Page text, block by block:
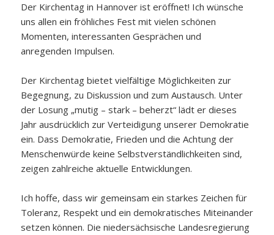
Der Kirchentag in Hannover ist eröffnet! Ich wünsche
uns allen ein fröhliches Fest mit vielen schönen
Momenten, interessanten Gesprächen und
anregenden Impulsen.
Der Kirchentag bietet vielfältige Möglichkeiten zur
Begegnung, zu Diskussion und zum Austausch. Unter
der Losung „mutig – stark – beherzt“ lädt er dieses
Jahr ausdrücklich zur Verteidigung unserer Demokratie
ein. Dass Demokratie, Frieden und die Achtung der
Menschenwürde keine Selbstverständlichkeiten sind,
zeigen zahlreiche aktuelle Entwicklungen.
Ich hoffe, dass wir gemeinsam ein starkes Zeichen für
Toleranz, Respekt und ein demokratisches Miteinander
setzen können. Die niedersächsische Landesregierung